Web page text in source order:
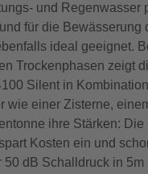
und Regenwasser
für die Bewässerung
ideal geeignet.
Trockenphasen zeigt
Silent in
wie einer Zisterne,
ihre Stärken: Die
Kosten ein und
50 dB Schalldruck in 5m